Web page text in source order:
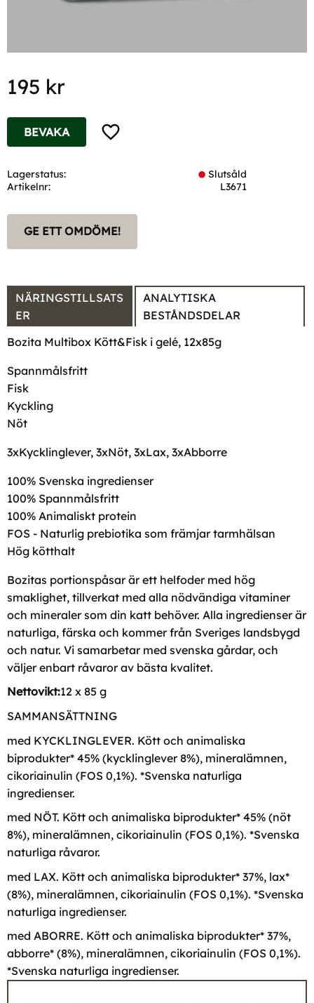
195 kr
Lägg till i favoriter
BEVAKA
Lagerstatus
Slutsåld
Artikelnr
L3671
GE ETT OMDÖME!
NÄRINGSTILLSATS
ER
ANALYTISKA
BESTÅNDSDELAR
Bozita Multibox Kött&Fisk i gelé, 12x85g
Spannmålsfritt
Fisk
Kyckling
Nöt
3xKycklinglever, 3xNöt, 3xLax, 3xAbborre
100% Svenska ingredienser
100% Spannmålsfritt
100% Animaliskt protein
FOS - Naturlig prebiotika som främjar tarmhälsan
Hög kötthalt
Bozitas portionspåsar är ett helfoder med hög
smaklighet, tillverkat med alla nödvändiga vitaminer
och mineraler som din katt behöver. Alla ingredienser är
naturliga, färska och kommer från Sveriges landsbygd
och natur. Vi samarbetar med svenska gårdar, och
väljer enbart råvaror av bästa kvalitet.
Nettovikt:12 x 85 g
SAMMANSÄTTNING
med KYCKLINGLEVER. Kött och animaliska
biprodukter* 45% (kycklinglever 8%), mineralämnen,
cikoriainulin (FOS 0,1%). *Svenska naturliga
ingredienser.
med NÖT. Kött och animaliska biprodukter* 45% (nöt
8%), mineralämnen, cikoriainulin (FOS 0,1%). *Svenska
naturliga råvaror.
med LAX. Kött och animaliska biprodukter* 37%, lax*
(8%), mineralämnen, cikoriainulin (FOS 0,1%). *Svenska
naturliga ingredienser.
med ABORRE. Kött och animaliska biprodukter* 37%,
abborre* (8%), mineralämnen, cikoriainulin (FOS 0,1%).
*Svenska naturliga ingredienser.